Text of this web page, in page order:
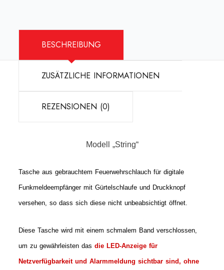
BESCHREIBUNG
ZUSÄTZLICHE INFORMATIONEN
REZENSIONEN (0)
Modell „String“
Tasche aus gebrauchtem Feuerwehrschlauch für digitale
Funkmeldeempfänger mit Gürtelschlaufe und Druckknopf
versehen, so dass sich diese nicht unbeabsichtigt öffnet.
Diese Tasche wird mit einem schmalem Band verschlossen,
um zu gewährleisten dasdie LED-Anzeige für
Netzverfügbarkeit und Alarmmeldung sichtbar sind, ohne